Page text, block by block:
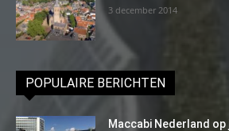
3 december 2014
POPULAIRE BERICHTEN
Maccabi Nederland op